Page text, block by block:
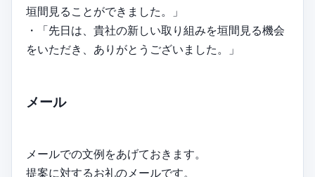
垣間見ることができました。」
・「先日は、貴社の新しい取り組みを垣間見る機会
をいただき、ありがとうございました。」
メール
メールでの文例をあげておきます。
提案に対するお礼のメールです。